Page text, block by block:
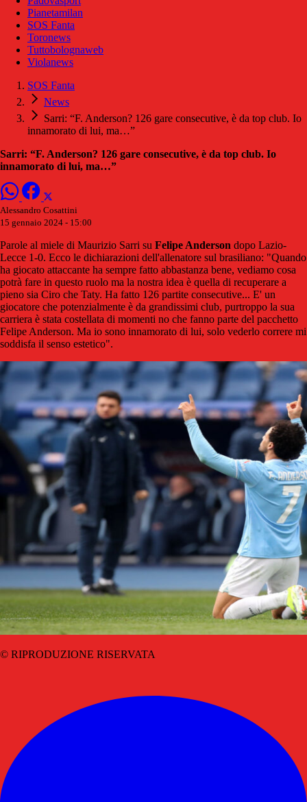
Pianetamilan
SOS Fanta
Toronews
Tuttobolognaweb
Violanews
SOS Fanta
News
Sarri: “F. Anderson? 126 gare consecutive, è da top club. Io
innamorato di lui, ma…”
Sarri: “F. Anderson? 126 gare consecutive, è da top club. Io
innamorato di lui, ma…”
Alessandro Cosattini
15 gennaio 2024 - 15:00
Parole al miele di Maurizio Sarri su Felipe Anderson dopo Lazio-
Lecce 1-0. Ecco le dichiarazioni dell'allenatore sul brasiliano: "Quando
ha giocato attaccante ha sempre fatto abbastanza bene, vediamo cosa
potrà fare in questo ruolo ma la nostra idea è quella di recuperare a
pieno sia Ciro che Taty. Ha fatto 126 partite consecutive... E' un
giocatore che potenzialmente è da grandissimi club, purtroppo la sua
carriera è stata costellata di momenti no che fanno parte del pacchetto
Felipe Anderson. Ma io sono innamorato di lui, solo vederlo correre mi
soddisfa il senso estetico".
© RIPRODUZIONE RISERVATA